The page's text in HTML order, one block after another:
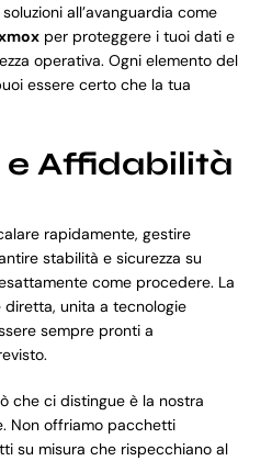
all’avanguardia come
per proteggere i tuoi dati e
operativa. Ogni elemento del
essere certo che la tua
Affidabilità
rapidamente, gestire
stabilità e sicurezza su
come procedere. La
unita a tecnologie
sempre pronti a
che ci distingue è la nostra
Non offriamo pacchetti
su misura che rispecchiano al